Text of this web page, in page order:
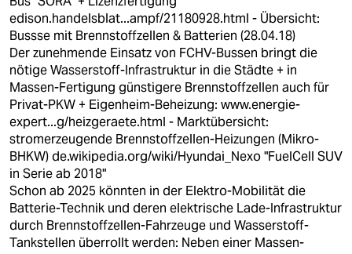
edison.handelsblat...ampf/21180928.html - Übersicht:
Bussse mit Brennstoffzellen & Batterien (28.04.18)
Der zunehmende Einsatz von FCHV-Bussen bringt die
nötige Wasserstoff-Infrastruktur in die Städte + in
Massen-Fertigung günstigere Brennstoffzellen auch für
Privat-PKW + Eigenheim-Beheizung: www.energie-
expert...g/heizgeraete.html - Marktübersicht:
stromerzeugende Brennstoffzellen-Heizungen (Mikro-
BHKW)de.wikipedia.org/wiki/Hyundai_Nexo"FuelCell SUV
in Serie ab 2018"
Schon ab 2025 könnten in der Elektro-Mobilität die
Batterie-Technik und deren elektrische Lade-Infrastruktur
durch Brennstoffzellen-Fahrzeuge und Wasserstoff-
Tankstellen überrollt werden: Neben einer Massen-